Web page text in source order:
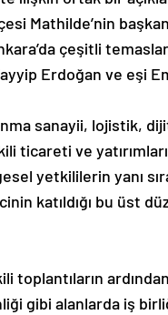
Mathilde’nin
çeşitli
Erdoğan ve eşi
sanayii, lojistik,
ticareti ve
yetkililerin yanı
katıldığı bu üst
toplantıların
gibi alanlarda iş